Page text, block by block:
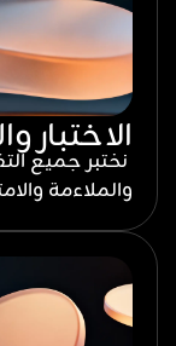
الاختبار
نختبر جميع
والملاءمة